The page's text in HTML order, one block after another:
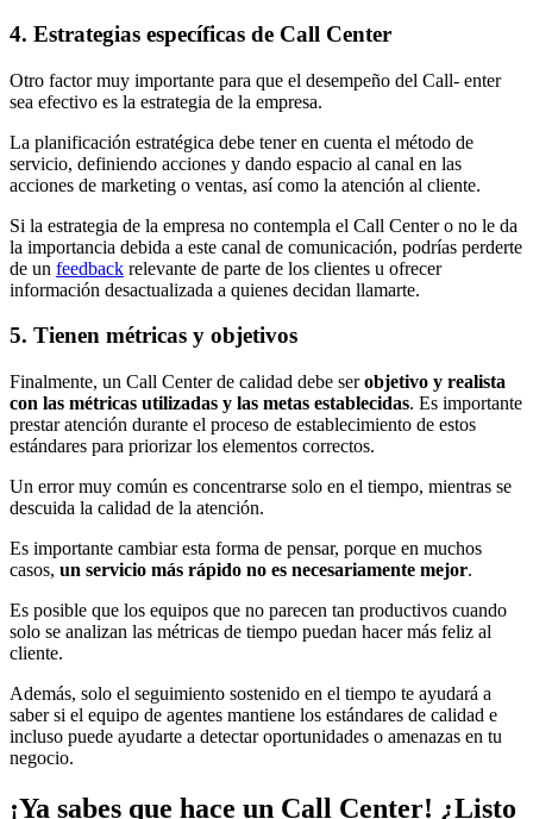
4. Estrategias específicas de Call Center
Otro factor muy importante para que el desempeño del Call- enter
sea efectivo es la estrategia de la empresa.
La planificación estratégica debe tener en cuenta el método de
servicio, definiendo acciones y dando espacio al canal en las
acciones de marketing o ventas, así como la atención al cliente.
Si la estrategia de la empresa no contempla el Call Center o no le da
la importancia debida a este canal de comunicación, podrías perderte
de un feedback relevante de parte de los clientes u ofrecer
información desactualizada a quienes decidan llamarte.
5. Tienen métricas y objetivos
Finalmente, un Call Center de calidad debe serobjetivo y realista
con las métricas utilizadas y las metas establecidas. Es importante
prestar atención durante el proceso de establecimiento de estos
estándares para priorizar los elementos correctos.
Un error muy común es concentrarse solo en el tiempo, mientras se
descuida la calidad de la atención.
Es importante cambiar esta forma de pensar, porque en muchos
casos, un servicio más rápido no es necesariamente mejor.
Es posible que los equipos que no parecen tan productivos cuando
solo se analizan las métricas de tiempo puedan hacer más feliz al
cliente.
Además, solo el seguimiento sostenido en el tiempo te ayudará a
saber si el equipo de agentes mantiene los estándares de calidad e
incluso puede ayudarte a detectar oportunidades o amenazas en tu
negocio.
¡Ya sabes que hace un Call Center! ¿Listo